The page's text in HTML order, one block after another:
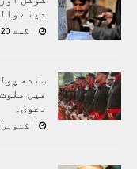
دینے والی 120 ایپلی کیشنز کو ہٹا
اگست 20, 2023
سندھ
میں
دعویٰ۔
اکتوبر 29, 2025